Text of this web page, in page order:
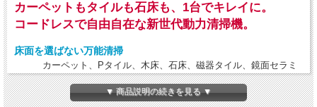
カーペットもタイルも石床も、1台でキレイに。
コードレスで自由自在な新世代動力清掃機。
床面を選ばない万能清掃
カーペット、Pタイル、木床、石床、磁器タイル、鏡面セラミ
ックなど、さまざまな床面を1台でキレイに清掃できます。
唯一無二の最適接触技術
▼ 商品説明の続きを見る ▼